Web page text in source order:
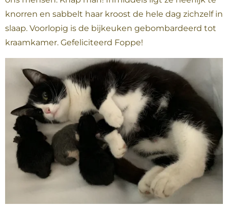
knorren en sabbelt haar kroost de hele dag zichzelf in
slaap. Voorlopig is de bijkeuken gebombardeerd tot
kraamkamer. Gefeliciteerd Foppe!